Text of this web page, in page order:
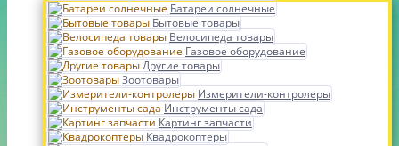
Батареи солнечные
Бытовые товары
Велосипеда товары
Газовое оборудование
Другие товары
Зоотовары
Измерители-контролеры
Инструменты сада
Картинг запчасти
Квадрокоптеры